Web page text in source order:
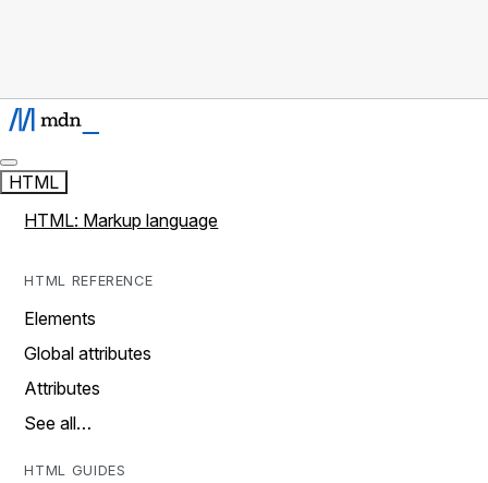
HTML
HTML: Markup language
HTML REFERENCE
Elements
Global attributes
Attributes
See all…
HTML GUIDES